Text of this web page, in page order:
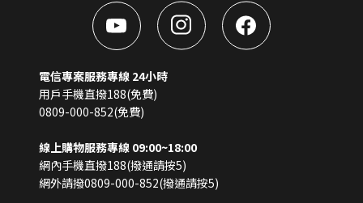
電信專案服務專線 24小時
用戶手機直撥188(免費)
0809-000-852(免費)
線上購物服務專線 09:00~18:00
網內手機直撥188(撥通請按5)
網外請撥0809-000-852(撥通請按5)